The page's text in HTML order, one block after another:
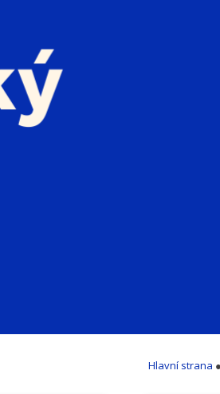
Hlavní strana ●